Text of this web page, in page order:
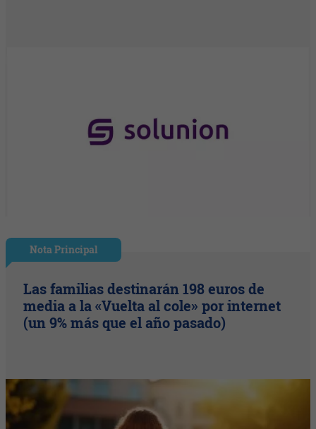
Nota Principal
Las familias destinarán 198 euros de
media a la «Vuelta al cole» por internet
(un 9% más que el año pasado)